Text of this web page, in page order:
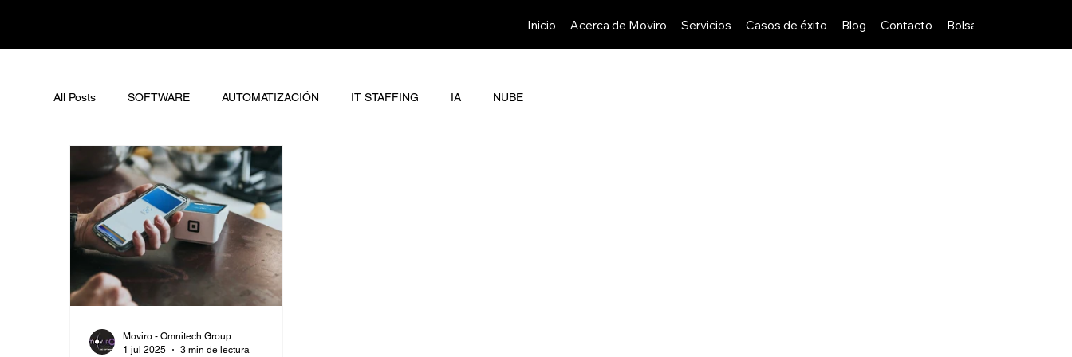
Inicio Acerca de Moviro Servicios Casos de éxito Blog Contacto Bolsa de Trabajo
All Posts SOFTWARE AUTOMATIZACIÓN IT STAFFING IA NUBE
Moviro - Omnitech Group
1 jul 2025
3 min de lectura